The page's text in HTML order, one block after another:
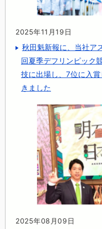
2025年11月19日
秋田魁新報に、当社ア
回夏季デフリンピック
技に出場し、7位に入
きました
2025年08月09日